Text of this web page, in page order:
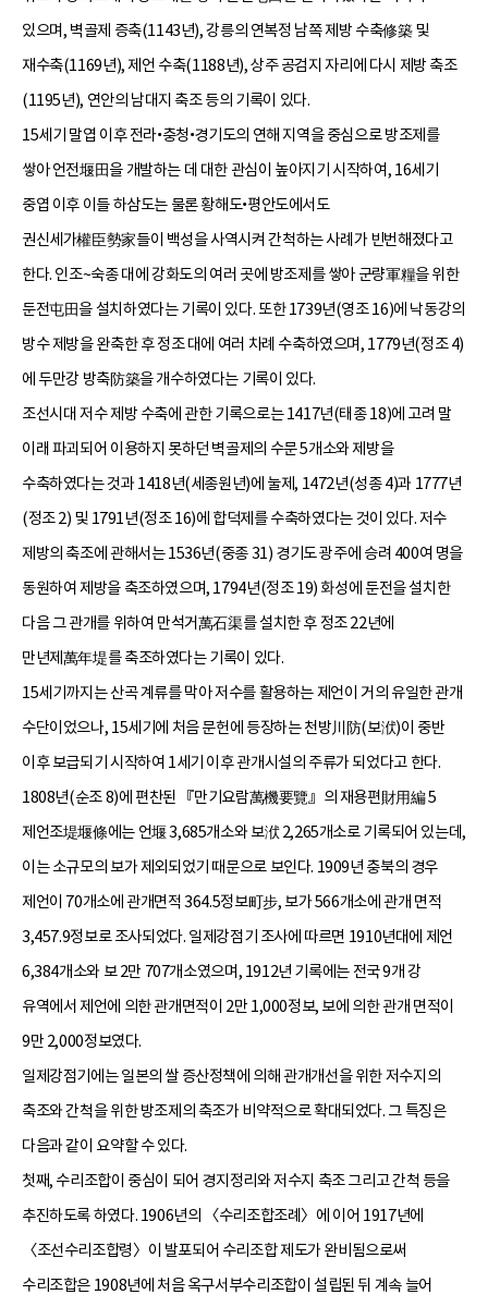
있으며, 벽골제 증축(1143년), 강릉의 연복정 남쪽 제방 수축修築 및
재수축(1169년), 제언 수축(1188년), 상주 공검지 자리에 다시 제방 축조
(1195년), 연안의 남대지 축조 등의 기록이 있다.
15세기 말엽 이후 전라•충청•경기도의 연해 지역을 중심으로 방조제를
쌓아 언전堰田을 개발하는 데 대한 관심이 높아지기 시작하여, 16세기
중엽 이후 이들 하삼도는 물론 황해도•평안도에서도
권신세가權臣勢家들이 백성을 사역시켜 간척하는 사례가 빈번해졌다고
한다. 인조~숙종 대에 강화도의 여러 곳에 방조제를 쌓아 군량軍糧을 위한
둔전屯田을 설치하였다는 기록이 있다. 또한 1739년(영조 16)에 낙동강의
방수 제방을 완축한 후 정조 대에 여러 차례 수축하였으며, 1779년(정조 4)
에 두만강 방축防築을 개수하였다는 기록이 있다.
조선시대 저수 제방 수축에 관한 기록으로는 1417년(태종 18)에 고려 말
이래 파괴되어 이용하지 못하던 벽골제의 수문 5개소와 제방을
수축하였다는 것과 1418년(세종원년)에 눌제, 1472년(성종 4)과 1777년
(정조 2) 및 1791년(정조 16)에 합덕제를 수축하였다는 것이 있다. 저수
제방의 축조에 관해서는 1536년(중종 31) 경기도 광주에 승려 400여 명을
동원하여 제방을 축조하였으며, 1794년(정조 19) 화성에 둔전을 설치한
다음 그 관개를 위하여 만석거萬石渠를 설치한 후 정조 22년에
만년제萬年堤를 축조하였다는 기록이 있다.
15세기까지는 산곡 계류를 막아 저수를 활용하는 제언이 거의 유일한 관개
수단이었으나, 15세기에 처음 문헌에 등장하는 천방川防(보洑)이 중반
이후 보급되기 시작하여 1세기 이후 관개시설의 주류가 되었다고 한다.
1808년(순조 8)에 편찬된 『만기요람萬機要覽』의 재용편財用編 5
제언조堤堰條에는 언堰 3,685개소와 보洑 2,265개소로 기록되어 있는데,
이는 소규모의 보가 제외되었기 때문으로 보인다. 1909년 충북의 경우
제언이 70개소에 관개면적 364.5정보町步, 보가 566개소에 관개 면적
3,457.9정보로 조사되었다. 일제강점기 조사에 따르면 1910년대에 제언
6,384개소와 보 2만 707개소였으며, 1912년 기록에는 전국 9개 강
유역에서 제언에 의한 관개면적이 2만 1,000정보, 보에 의한 관개 면적이
9만 2,000정보였다.
일제강점기에는 일본의 쌀 증산정책에 의해 관개개선을 위한 저수지의
축조와 간척을 위한 방조제의 축조가 비약적으로 확대되었다. 그 특징은
다음과 같이 요약할 수 있다.
첫째, 수리조합이 중심이 되어 경지정리와 저수지 축조 그리고 간척 등을
추진하도록 하였다. 1906년의 〈수리조합조례〉에 이어 1917년에
〈조선수리조합령〉이 발포되어 수리조합 제도가 완비됨으로써
수리조합은 1908년에 처음 옥구서부수리조합이 설립된 뒤 계속 늘어